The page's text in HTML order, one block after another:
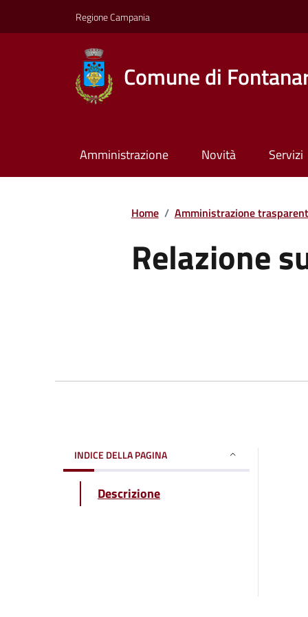
Regione Campania
Comune di
Amministrazione Novità Servizi
Home / Amministrazione
Relazione
INDICE DELLA PAGINA
Descrizione